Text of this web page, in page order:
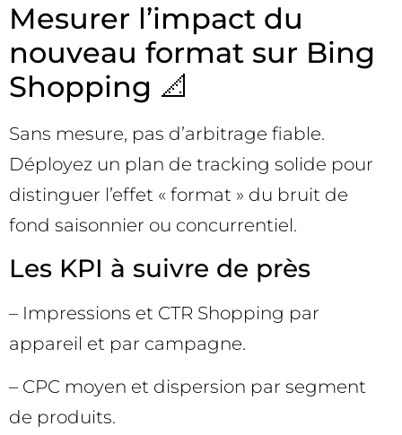
Mesurer l’impact du
nouveau format sur Bing
Shopping 📐
Sans mesure, pas d’arbitrage fiable.
Déployez un plan de tracking solide pour
distinguer l’effet « format » du bruit de
fond saisonnier ou concurrentiel.
Les KPI à suivre de près
– Impressions et CTR Shopping par
appareil et par campagne.
– CPC moyen et dispersion par segment
de produits.